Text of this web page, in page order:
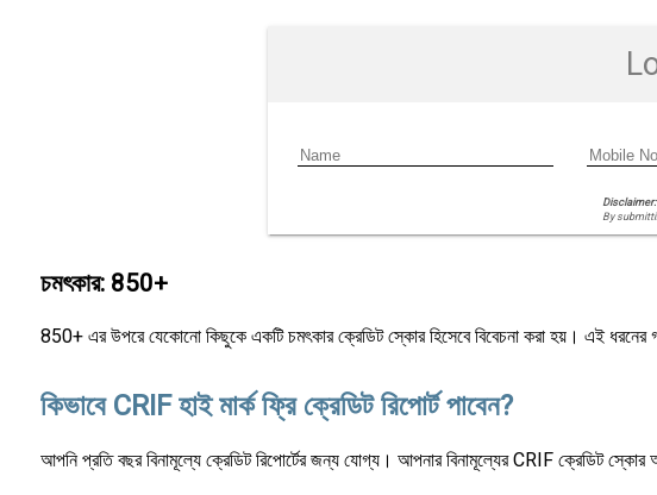
Disclaimer:
By
চমৎকার: 850+
850+ এর উপরে যেকোনো কিছুকে একটি চমৎকার ক্রেডিট স্কোর হিসেবে বিবেচনা করা হয়। এই
কিভাবে CRIF হাই মার্ক ফ্রি ক্রেডিট রিপোর্ট পাবেন?
আপনি প্রতি বছর বিনামূল্যে ক্রেডিট রিপোর্টের জন্য যোগ্য। আপনার বিনামূল্যের CRIF ক্রেডিট স্কোর